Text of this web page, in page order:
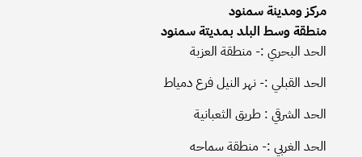
مركز ومدينة سمنود
منطقة وسط البلد بمديتة سمنود
الحد البحري :- منطقة العزبة
الحد القبلي :- نهر النيل فرع دمياط
الحد الشرقي : طريق الثعبانية
الحد الغربي :- منطقة سماحه